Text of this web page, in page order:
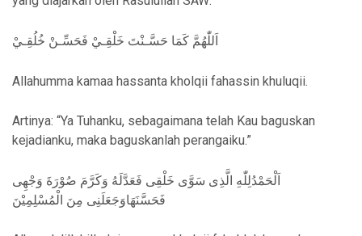
اَللّٰهُمَّ كَمَا حَسَّـنْتَ خَلْقِـيْ فَحَسِّـنْ خُلُقِـيْ
Allahumma kamaa hassanta kholqii fahassin khuluqii.
Artinya: “Ya Tuhanku, sebagaimana telah Kau baguskan
kejadianku, maka baguskanlah perangaiku.”
اَلْحَمْدُلِلّٰهِ الَّذِى سَوَّى خَلْقِى فَعَدَّلَهُ وَكَرَّمَ صُوْرَةَ وَجْهِى
فَحَسَّنَهَاوَجَعَلَنِى مِنَ الْمُسْلِمِيْنَ